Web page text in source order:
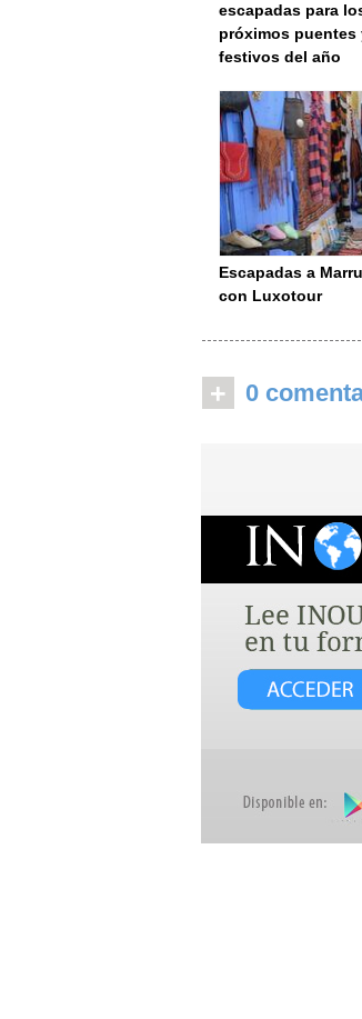
escapadas para
próximos puentes
festivos del año
Escapadas a
con Luxotour
+ 0